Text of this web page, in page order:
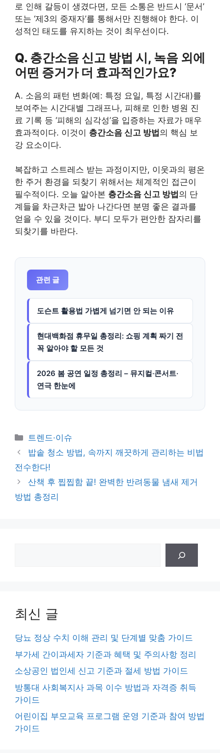
로 인해 갈등이 생겼다면, 모든 소통은 반드시 ‘문서’
또는 ‘제3의 중재자’를 통해서만 진행해야 한다. 이
성적인 태도를 유지하는 것이 최우선이다.
Q. 층간소음 신고 방법 시, 녹음 외에
어떤 증거가 더 효과적인가요?
A. 소음의 패턴 변화(예: 특정 요일, 특정 시간대)를
보여주는 시간대별 그래프나, 피해로 인한 병원 진
료 기록 등 ‘피해의 심각성’을 입증하는 자료가 매우
효과적이다. 이것이 층간소음 신고 방법의 핵심 보
강 요소이다.
복잡하고 스트레스 받는 과정이지만, 이웃과의 평온
한 주거 환경을 되찾기 위해서는 체계적인 접근이
필수적이다. 오늘 알아본 층간소음 신고 방법 의 단
계들을 차근차근 밟아 나간다면 분명 좋은 결과를
얻을 수 있을 것이다. 부디 모두가 편안한 잠자리를
되찾기를 바란다.
관련 글
도슨트 활용법 가볍게 넘기면 안 되는 이유
현대백화점 휴무일 총정리: 쇼핑 계획 짜기 전
꼭 알아야 할 모든 것
2026 봄 공연 일정 총정리 – 뮤지컬·콘서트·
연극 한눈에
카
테
리
트렌드·이슈
밥솥 청소 방법, 속까지 깨끗하게 관리하는 비법
전수한다!
산책 후 찝찝함 끝! 완벽한 반려동물 냄새 제거
방법 총정리
최신 글
당뇨 정상 수치 이해 관리 및 단계별 맞춤 가이드
부가세 간이과세자 기준과 혜택 및 주의사항 정리
소상공인 법인세 신고 기준과 절세 방법 가이드
방통대 사회복지사 과목 이수 방법과 자격증 취득
가이드
어린이집 부모교육 프로그램 운영 기준과 참여 방법
가이드